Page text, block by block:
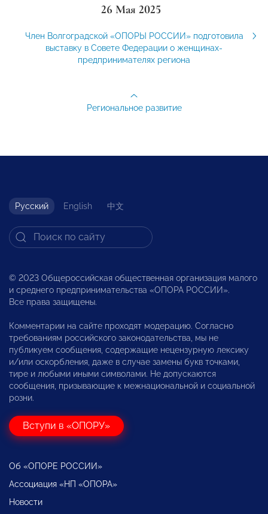
26 Мая 2025
Член Волгоградской «ОПОРЫ РОССИИ» подготовила
выставку в Совете Федерации о женщинах-
предпринимателях региона
Региональное развитие
Русский English 中文
© 2023 Общероссийская общественная организация малого
и среднего предпринимательства «ОПОРА РОССИИ».
Все права защищены.
Комментарии на сайте проходят модерацию. Согласно
требованиям российского законодательства, мы не
публикуем сообщения, содержащие нецензурную лексику
и/или оскорбления, даже в случае замены букв точками,
тире и любыми иными символами. Не допускаются
сообщения, призывающие к межнациональной и социальной
розни.
Вступи в «ОПОРУ»
Об «ОПОРЕ РОССИИ»
Ассоциация «НП «ОПОРА»
Новости